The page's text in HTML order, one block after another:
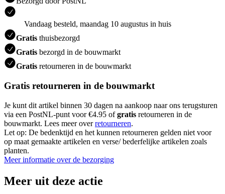
Vandaag besteld, maandag 10 augustus in huis
Gratis thuisbezorgd
Gratis bezorgd in de bouwmarkt
Gratis retourneren in de bouwmarkt
Gratis retourneren in de bouwmarkt
Je kunt dit artikel binnen 30 dagen na aankoop naar ons terugsturen
via een PostNL-punt voor €4.95 ofgratis retourneren in de
bouwmarkt. Lees meer overretourneren.
Let op: De bedenktijd en het kunnen retourneren gelden niet voor
op maat gemaakte artikelen en verse/ bederfelijke artikelen zoals
planten.
Meer informatie over de bezorging
Meer uit deze actie